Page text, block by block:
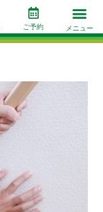
ご予約 メニュー